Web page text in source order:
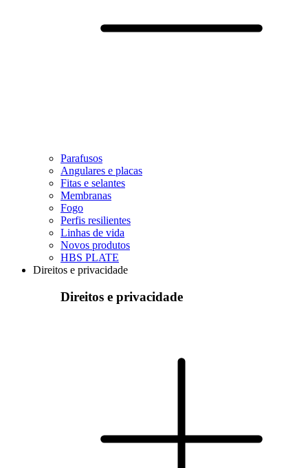
Parafusos
Angulares e placas
Fitas e selantes
Membranas
Fogo
Perfis resilientes
Linhas de vida
Novos produtos
HBS PLATE
Direitos e privacidade
Direitos e privacidade